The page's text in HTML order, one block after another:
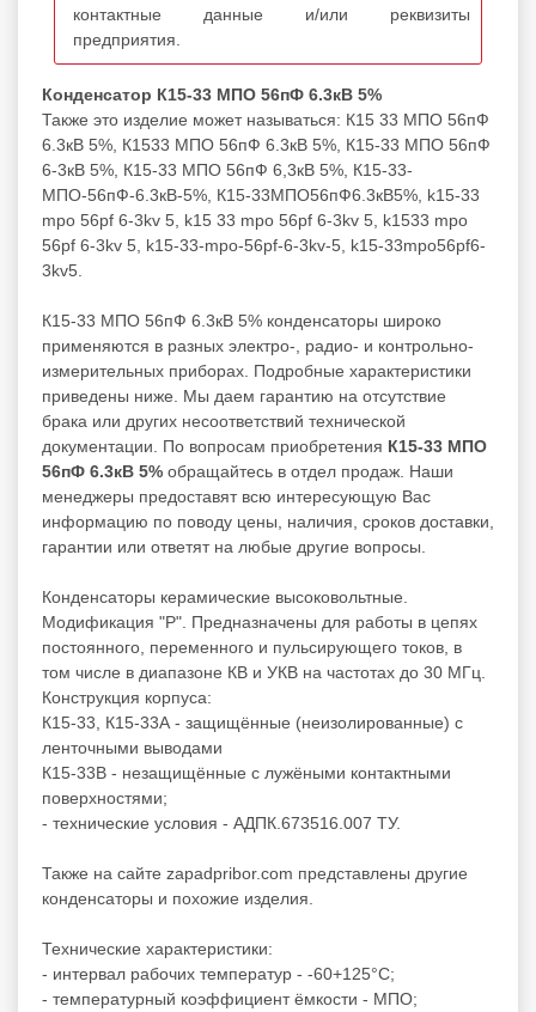
контактные данные и/или реквизиты
предприятия.
Конденсатор К15-33 МПО 56пФ 6.3кВ 5%
Также это изделие может называться: К15 33 МПО 56пФ
6.3кВ 5%, К1533 МПО 56пФ 6.3кВ 5%, К15-33 МПО 56пФ
6-3кВ 5%, К15-33 МПО 56пФ 6,3кВ 5%, К15-33-
МПО-56пФ-6.3кВ-5%, К15-33МПО56пФ6.3кВ5%, k15-33
mpo 56pf 6-3kv 5, k15 33 mpo 56pf 6-3kv 5, k1533 mpo
56pf 6-3kv 5, k15-33-mpo-56pf-6-3kv-5, k15-33mpo56pf6-
3kv5.
К15-33 МПО 56пФ 6.3кВ 5% конденсаторы широко
применяются в разных электро-, радио- и контрольно-
измерительных приборах. Подробные характеристики
приведены ниже. Мы даем гарантию на отсутствие
брака или других несоответствий технической
документации. По вопросам приобретения К15-33 МПО
56пФ 6.3кВ 5% обращайтесь в отдел продаж. Наши
менеджеры предоставят всю интересующую Вас
информацию по поводу цены, наличия, сроков доставки,
гарантии или ответят на любые другие вопросы.
Конденсаторы керамические высоковольтные.
Модификация "Р". Предназначены для работы в цепях
постоянного, переменного и пульсирующего токов, в
том числе в диапазоне КВ и УКВ на частотах до 30 МГц.
Конструкция корпуса:
К15-33, К15-33А - защищённые (неизолированные) с
ленточными выводами
К15-33В - незащищённые с лужёными контактными
поверхностями;
- технические условия - АДПК.673516.007 ТУ.
Также на сайте zapadpribor.com представлены другие
конденсаторы и похожие изделия.
Технические характеристики:
- интервал рабочих температур - -60+125°C;
- температурный коэффициент ёмкости - МПО;